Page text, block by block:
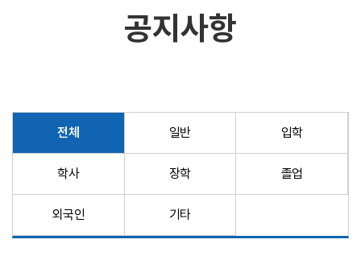
공지사항
전체 일반 입학
학사 장학 졸업
외국인 기타